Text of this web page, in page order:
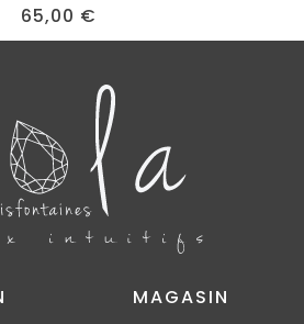
65,00 €
MAGASIN